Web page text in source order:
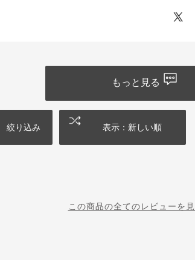
もっと見る
絞り込み 表示：新しい順
この商品の全てのレビューを見